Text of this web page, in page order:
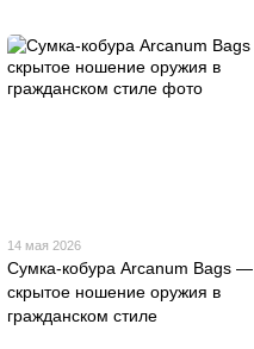
14 мая 2026
Сумка-кобура Arcanum Bags —
скрытое ношение оружия в
гражданском стиле